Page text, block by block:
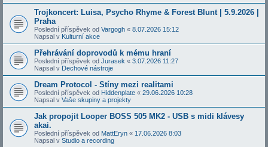
Trojkoncert: Luisa, Psycho Rhyme & Forest Blunt | 5.9.2026 |
Praha
Poslední příspěvek od Vargogh « 8.07.2026 15:12
Napsal v Kulturní akce
Přehrávání doprovodů k mému hraní
Poslední příspěvek od Jurasek « 3.07.2026 11:27
Napsal v Dechové nástroje
Dream Protocol - Stíny mezi realitami
Poslední příspěvek od Hiddenplate « 29.06.2026 10:28
Napsal v Vaše skupiny a projekty
Jak propojit Looper BOSS 505 MK2 - USB s midi klávesy
akai.
Poslední příspěvek od MattEryn « 17.06.2026 8:03
Napsal v Studio a recording